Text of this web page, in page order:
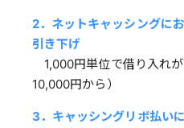
2．ネットキャッシングに
引き下げ
1,000円単位で借り入れ
10,000円から）
3．キャッシングリボ払い